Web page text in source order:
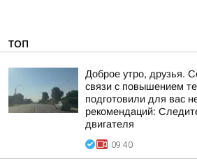
ТОП
Доброе утро, друзья.
связи с повышением
подготовили для вас
рекомендаций:
двигателя
09:40